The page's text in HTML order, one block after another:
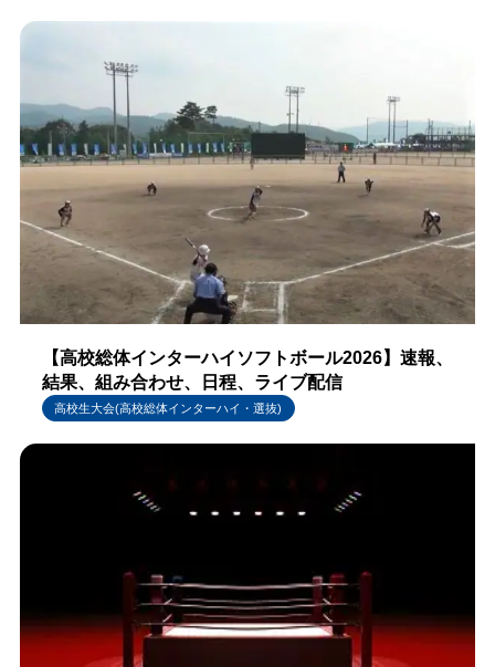
【高校総体インターハイソフトボール2026】速報、
結果、組み合わせ、日程、ライブ配信
高校生大会(高校総体インターハイ・選抜)